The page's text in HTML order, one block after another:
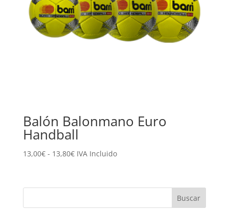
Balón Balonmano Euro
Handball
13,00€ - 13,80€Rango
desde
IVA Incluido